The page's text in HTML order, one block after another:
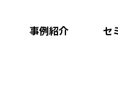
事例紹介 セ